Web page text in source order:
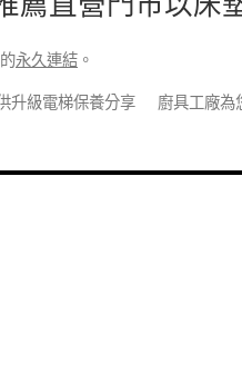
永久連結 。
升級電梯保養分享
廚具工廠為